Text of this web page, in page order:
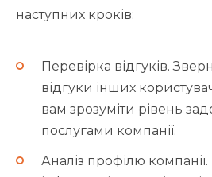
наступних кроків:
Перевірка відгуків.
відгуки інших
вам зрозуміти рівень
послугами компанії.
Аналіз профілю компанії.